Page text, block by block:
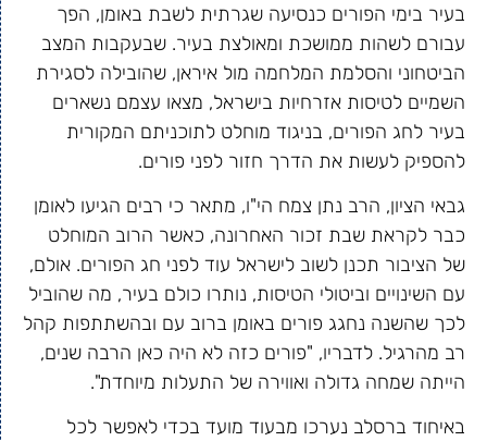
בעיר בימי הפורים כנסיעה שגרתית לשבת באומן, הפך
עבורם לשהות ממושכת ומאולצת בעיר. שבעקבות המצב
הביטחוני והסלמת המלחמה מול איראן, שהובילה לסגירת
השמיים לטיסות אזרחיות בישראל, מצאו עצמם נשארים
בעיר לחג הפורים, בניגוד מוחלט לתוכניתם המקורית
להספיק לעשות את הדרך חזור לפני פורים.
גבאי הציון, הרב נתן צמח הי"ו, מתאר כי רבים הגיעו לאומן
כבר לקראת שבת זכור האחרונה, כאשר הרוב המוחלט
של הציבור תכנן לשוב לישראל עוד לפני חג הפורים. אולם,
עם השינויים וביטולי הטיסות, נותרו כולם בעיר, מה שהוביל
לכך שהשנה נחגג פורים באומן ברוב עם ובהשתתפות קהל
רב מהרגיל. לדבריו, "פורים כזה לא היה כאן הרבה שנים,
הייתה שמחה גדולה ואווירה של התעלות מיוחדת".
באיחוד ברסלב נערכו מבעוד מועד בכדי לאפשר לכל